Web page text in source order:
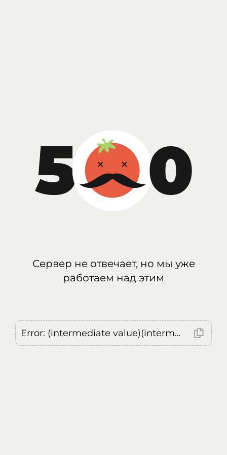
Сервер не отвечает, но мы уже
работаем над этим
Error: (intermediate value)(intermediate value)(intermediate value).replaceAll is not a function